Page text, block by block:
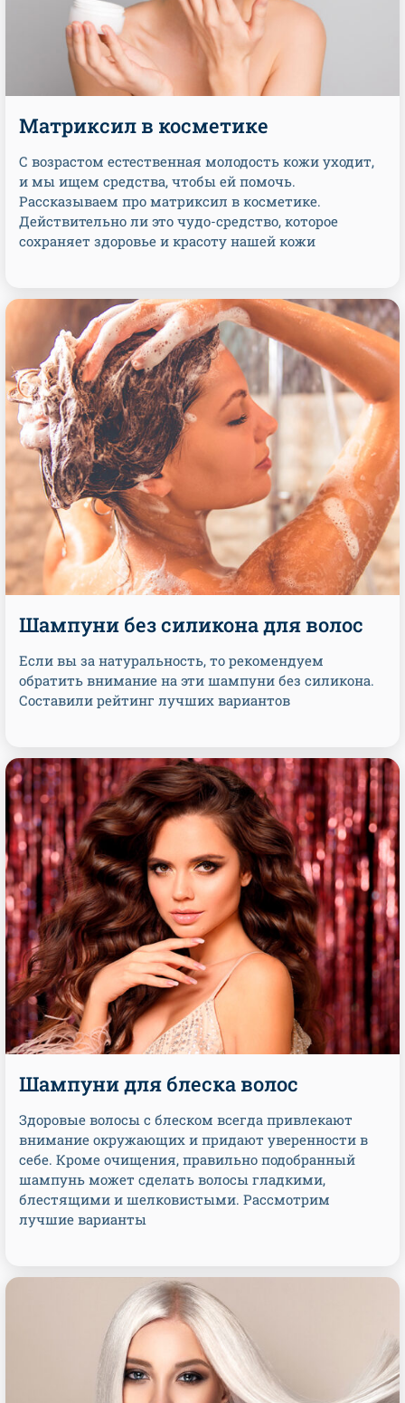
Матриксил в косметике
С возрастом естественная молодость кожи уходит,
и мы ищем средства, чтобы ей помочь.
Рассказываем про матриксил в косметике.
Действительно ли это чудо-средство, которое
сохраняет здоровье и красоту нашей кожи
Шампуни без силикона для волос
Если вы за натуральность, то рекомендуем
обратить внимание на эти шампуни без силикона.
Составили рейтинг лучших вариантов
Шампуни для блеска волос
Здоровые волосы с блеском всегда привлекают
внимание окружающих и придают уверенности в
себе. Кроме очищения, правильно подобранный
шампунь может сделать волосы гладкими,
блестящими и шелковистыми. Рассмотрим
лучшие варианты